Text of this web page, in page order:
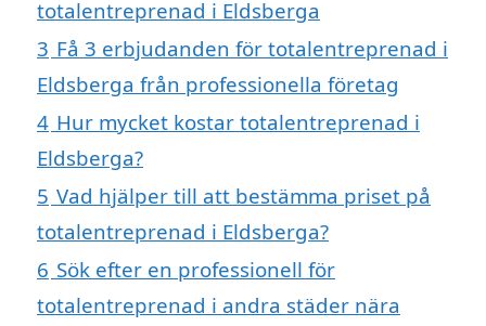
totalentreprenad i Eldsberga
3 Få 3 erbjudanden för totalentreprenad i
Eldsberga från professionella företag
4 Hur mycket kostar totalentreprenad i
Eldsberga?
5 Vad hjälper till att bestämma priset på
totalentreprenad i Eldsberga?
6 Sök efter en professionell för
totalentreprenad i andra städer nära